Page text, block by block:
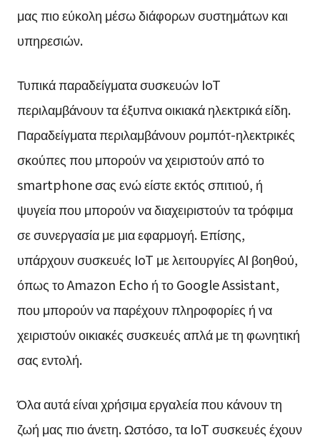
μας πιο εύκολη μέσω διάφορων συστημάτων και
υπηρεσιών.
Τυπικά παραδείγματα συσκευών IoT
περιλαμβάνουν τα έξυπνα οικιακά ηλεκτρικά είδη.
Παραδείγματα περιλαμβάνουν ρομπότ-ηλεκτρικές
σκούπες που μπορούν να χειριστούν από το
smartphone σας ενώ είστε εκτός σπιτιού, ή
ψυγεία που μπορούν να διαχειριστούν τα τρόφιμα
σε συνεργασία με μια εφαρμογή. Επίσης,
υπάρχουν συσκευές IoT με λειτουργίες AI βοηθού,
όπως το Amazon Echo ή το Google Assistant,
που μπορούν να παρέχουν πληροφορίες ή να
χειριστούν οικιακές συσκευές απλά με τη φωνητική
σας εντολή.
Όλα αυτά είναι χρήσιμα εργαλεία που κάνουν τη
ζωή μας πιο άνετη. Ωστόσο, τα IoT συσκευές έχουν